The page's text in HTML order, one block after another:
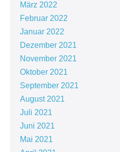
März 2022
Februar 2022
Januar 2022
Dezember 2021
November 2021
Oktober 2021
September 2021
August 2021
Juli 2021
Juni 2021
Mai 2021